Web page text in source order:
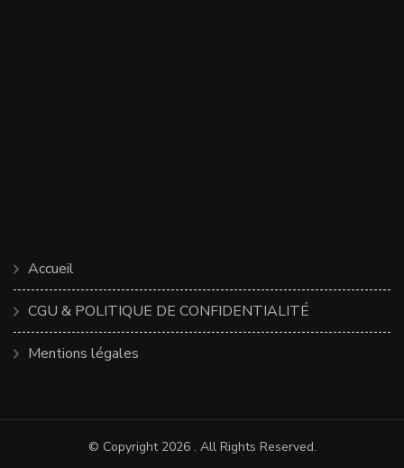
Accueil
CGU & POLITIQUE DE CONFIDENTIALITÉ
Mentions légales
© Copyright 2026 . All Rights Reserved.